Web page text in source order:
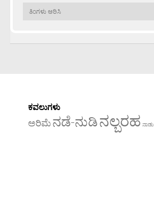
ಹಳೆಯವು
ಕವಲುಗಳು
ಅರಿಮೆನಡೆ-ನುಡಿನಲ್ಬರಹ ನಾಡು